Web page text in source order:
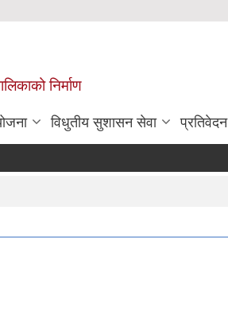
निर्माण
विधुतीय सुशासन सेवा प्रतिवेदन